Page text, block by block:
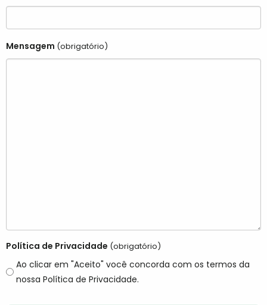
Mensagem (obrigatório)
Política de Privacidade (obrigatório)
Ao clicar em "Aceito" você concorda com os termos da
nossa Política de Privacidade.